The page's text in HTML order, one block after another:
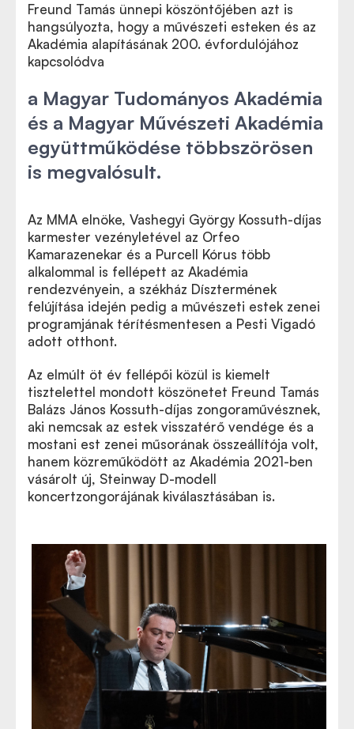
Freund Tamás ünnepi köszöntőjében azt is
hangsúlyozta, hogy a művészeti esteken és az
Akadémia alapításának 200. évfordulójához
kapcsolódva
a Magyar Tudományos Akadémia
és a Magyar Művészeti Akadémia
együttműködése többszörösen
is megvalósult.
Az MMA elnöke, Vashegyi György Kossuth-díjas
karmester vezényletével az Orfeo
Kamarazenekar és a Purcell Kórus több
alkalommal is fellépett az Akadémia
rendezvényein, a székház Dísztermének
felújítása idején pedig a művészeti estek zenei
programjának térítésmentesen a Pesti Vigadó
adott otthont.
Az elmúlt öt év fellépői közül is kiemelt
tisztelettel mondott köszönetet Freund Tamás
Balázs János Kossuth-díjas zongoraművésznek,
aki nemcsak az estek visszatérő vendége és a
mostani est zenei műsorának összeállítója volt,
hanem közreműködött az Akadémia 2021-ben
vásárolt új, Steinway D-modell
koncertzongorájának kiválasztásában is.